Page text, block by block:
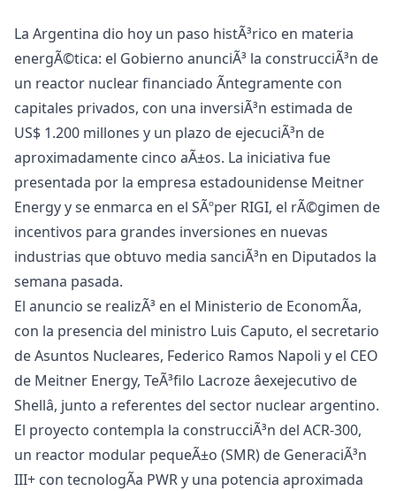
La Argentina dio hoy un paso histÃ³rico en materia
energÃ©tica: el Gobierno anunciÃ³ la construcciÃ³n de
un reactor nuclear financiado Ã­ntegramente con
capitales privados, con una inversiÃ³n estimada de
US$ 1.200 millones y un plazo de ejecuciÃ³n de
aproximadamente cinco aÃ±os. La iniciativa fue
presentada por la empresa estadounidense Meitner
Energy y se enmarca en el SÃºper RIGI, el rÃ©gimen de
incentivos para grandes inversiones en nuevas
industrias que obtuvo media sanciÃ³n en Diputados la
semana pasada.
El anuncio se realizÃ³ en el Ministerio de EconomÃ­a,
con la presencia del ministro Luis Caputo, el secretario
de Asuntos Nucleares, Federico Ramos Napoli y el CEO
de Meitner Energy, TeÃ³filo Lacroze âexejecutivo de
Shellâ, junto a referentes del sector nuclear argentino.
El proyecto contempla la construcciÃ³n del ACR-300,
un reactor modular pequeÃ±o (SMR) de GeneraciÃ³n
III+ con tecnologÃ­a PWR y una potencia aproximada